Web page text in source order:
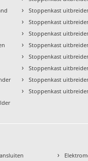
› Stoppenkast
› Stoppenkast
› Stoppenkast
› Stoppenkast
› Stoppenkast
› Stoppenkast
› Stoppenkast
› Stoppenkast
›